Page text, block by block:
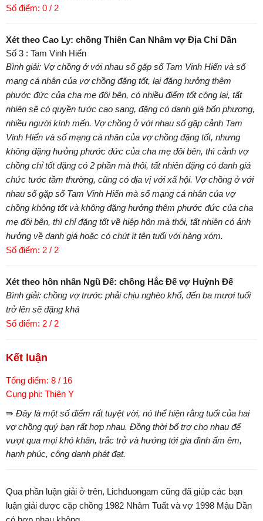
Số điểm: 0 / 2
Xét theo Cao Ly: chồng Thiên Can Nhâm vợ Địa Chi Dần
Số 3 : Tam Vinh Hiển
Bình giải: Vợ chồng ở với nhau số gặp số Tam Vinh Hiển và số
mạng cá nhân của vợ chồng đặng tốt, lại đặng hưởng thêm
phước đức của cha mẹ đôi bên, có nhiều điểm tốt cộng lại, tất
nhiên sẽ có quyền tước cao sang, đặng có danh giá bốn phương,
nhiều người kính mến. Vợ chồng ở với nhau số gặp cảnh Tam
Vinh Hiển và số mạng cá nhân của vợ chồng đặng tốt, nhưng
không đặng hưởng phước đức của cha mẹ đôi bên, thì cảnh vợ
chồng chỉ tốt đặng có 2 phần mà thôi, tất nhiên đặng có danh giá
chức tước tầm thường, cũng có địa vị với xã hội. Vợ chồng ở với
nhau số gặp số Tam Vinh Hiển mà số mạng cá nhân của vợ
chồng không tốt và không đặng hưởng thêm phước đức của cha
mẹ đôi bên, thì chỉ đặng tốt về hiệp hôn mà thôi, tất nhiên có ảnh
hưởng về danh giá hoặc có chút ít tên tuổi với hàng xóm.
Số điểm: 2 / 2
Xét theo hôn nhân Ngũ Đế: chồng Hắc Đế vợ Huỳnh Đế
Bình giải: chồng vợ trước phải chịu nghèo khổ, đến ba mươi tuổi
trở lên sẽ đặng khá
Số điểm: 2 / 2
Kết luận
Tổng điểm: 8 / 16
Cung phi: Thiên Y
⇛ Đây là một số điểm rất tuyệt vời, nó thể hiện rằng tuổi của hai
vợ chồng quý bạn rất hợp nhau. Đồng thời bổ trợ cho nhau để
vượt qua mọi khó khăn, trắc trở và hướng tới gia đình ấm êm,
hạnh phúc, công danh phát đạt.
Qua phần luận giải ở trên, Lichduongam cũng đã giúp các bạn
luận giải được cặp chồng 1982 Nhâm Tuất và vợ 1998 Mậu Dần